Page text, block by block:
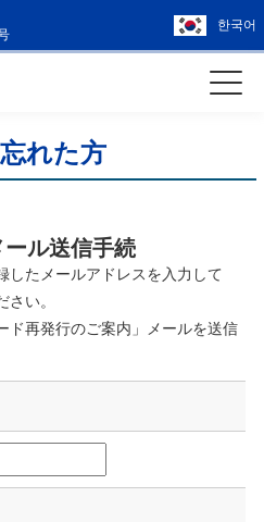
한국어
れた方
ル送信手続
したメールアドレスを入力して
さい。
ド再発行のご案内」メールを送信